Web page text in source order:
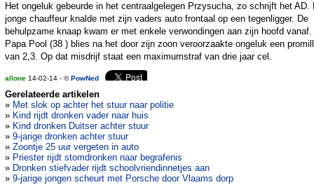
Het ongeluk gebeurde in het centraalgelegen Przysucha, zo schrijft het AD.
jonge chauffeur knalde met zijn vaders auto frontaal op een tegenligger. De
behulpzame knaap kwam er met enkele verwondingen aan zijn hoofd vanaf.
Papa Pool (38 ) blies na het door zijn zoon veroorzaakte ongeluk een
van 2,3. Op dat misdrijf staat een maximumstraf van drie jaar cel.
allone 14-02-14 - ©PowNed
Gerelateerde artikelen
» Met slok op achter het stuur naar politie
» Kind rijdt dronken vader naar huis
» Kind dronken Duitser achter stuur
» 9-jarige dronken achter stuur
» Zoontje 25 uur vergeten in auto
» Priester rijdt stomdronken naar begrafenis
» Dronken stiefvader rijdt schoolvriendinnetjes aan
» 9-jarige jongen scheurt met Porsche door Vlaams dorp